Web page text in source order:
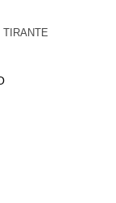
TIRANTE